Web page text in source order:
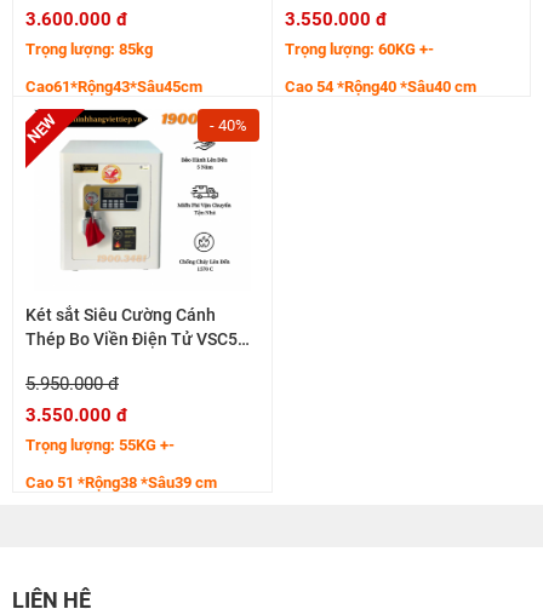
3.600.000 đ
Trọng lượng: 85kg
Cao61*Rộng43*Sâu45cm
3.550.000 đ
Trọng lượng: 60KG +-
Cao 54 *Rộng40 *Sâu40 cm
- 40%
Két sắt Siêu Cường Cánh
Thép Bo Viền Điện Tử VSC51
5.950.000 đ
3.550.000 đ
Trọng lượng: 55KG +-
Cao 51 *Rộng38 *Sâu39 cm
LIÊN HỆ